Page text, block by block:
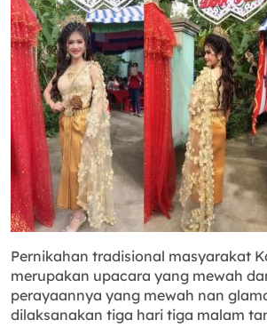
Pernikahan tradisional masyarakat
merupakan upacara yang mewah
perayaannya yang mewah nan
dilaksanakan tiga hari tiga malam